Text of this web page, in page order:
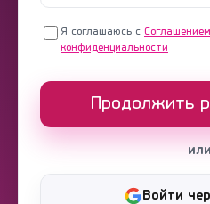
Я соглашаюсь с
конфиденциальности
Продолжить
или
Войти